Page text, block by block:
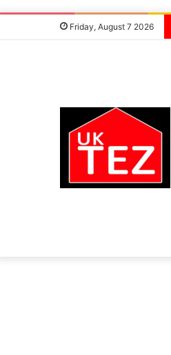
Friday, August 7 2026